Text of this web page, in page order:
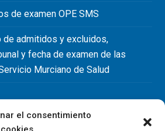
el consentimiento
de examen OPE SMS
admitidos y excluidos,
y fecha de examen de las
Murciano de Salud